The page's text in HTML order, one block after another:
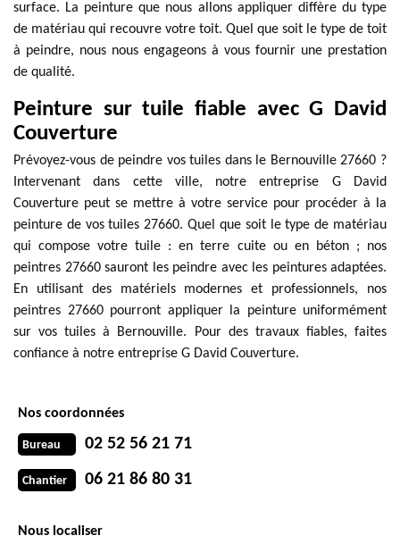
surface. La peinture que nous allons appliquer diffère du type
de matériau qui recouvre votre toit. Quel que soit le type de toit
à peindre, nous nous engageons à vous fournir une prestation
de qualité.
Peinture sur tuile fiable avec G David
Couverture
Prévoyez-vous de peindre vos tuiles dans le Bernouville 27660 ?
Intervenant dans cette ville, notre entreprise G David
Couverture peut se mettre à votre service pour procéder à la
peinture de vos tuiles 27660. Quel que soit le type de matériau
qui compose votre tuile : en terre cuite ou en béton ; nos
peintres 27660 sauront les peindre avec les peintures adaptées.
En utilisant des matériels modernes et professionnels, nos
peintres 27660 pourront appliquer la peinture uniformément
sur vos tuiles à Bernouville. Pour des travaux fiables, faites
confiance à notre entreprise G David Couverture.
Nos coordonnées
Bureau 02 52 56 21 71
Chantier 06 21 86 80 31
Nous localiser